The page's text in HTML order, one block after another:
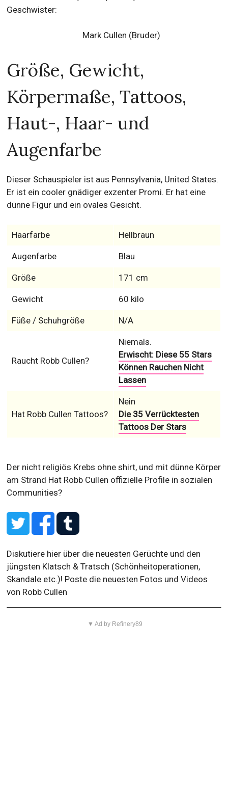
Geschwister:
Mark Cullen (Bruder)
Größe, Gewicht,
Körpermaße, Tattoos,
Haut-, Haar- und
Augenfarbe
Dieser Schauspieler ist aus Pennsylvania, United States.
Er ist ein cooler gnädiger exzenter Promi. Er hat eine
dünne Figur und ein ovales Gesicht.
Haarfarbe Hellbraun
Augenfarbe Blau
Größe 171 cm
Gewicht 60 kilo
Füße / Schuhgröße N/A
Raucht Robb Cullen?
Niemals.
Erwischt: Diese 55 Stars
Können Rauchen Nicht
Lassen
Hat Robb Cullen Tattoos?
Nein
Die 35 Verrücktesten
Tattoos Der Stars
Der nicht religiös Krebs ohne shirt, und mit dünne Körper
am Strand Hat Robb Cullen offizielle Profile in sozialen
Communities?
Diskutiere hier über die neuesten Gerüchte und den
jüngsten Klatsch & Tratsch (Schönheitoperationen,
Skandale etc.)! Poste die neuesten Fotos und Videos
von Robb Cullen
▼ Ad by Refinery89